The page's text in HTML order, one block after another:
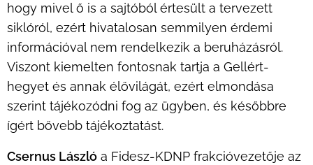
hogy mivel ő is a sajtóból értesült a tervezett
siklóról, ezért hivatalosan semmilyen érdemi
információval nem rendelkezik a beruházásról.
Viszont kiemelten fontosnak tartja a Gellért-
hegyet és annak élővilágát, ezért elmondása
szerint tájékozódni fog az ügyben, és későbbre
ígért bővebb tájékoztatást.
Csernus László a Fidesz-KDNP frakcióvezetője az